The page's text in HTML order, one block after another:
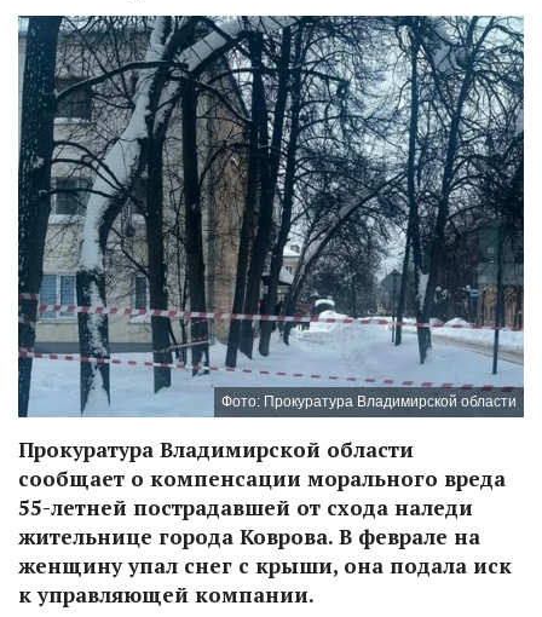
Фото: Прокуратура Владимирской области
Прокуратура Владимирской области
сообщает о компенсации морального вреда
55-летней пострадавшей от схода наледи
жительнице города Коврова. В феврале на
женщину упал снег с крыши, она подала иск
к управляющей компании.